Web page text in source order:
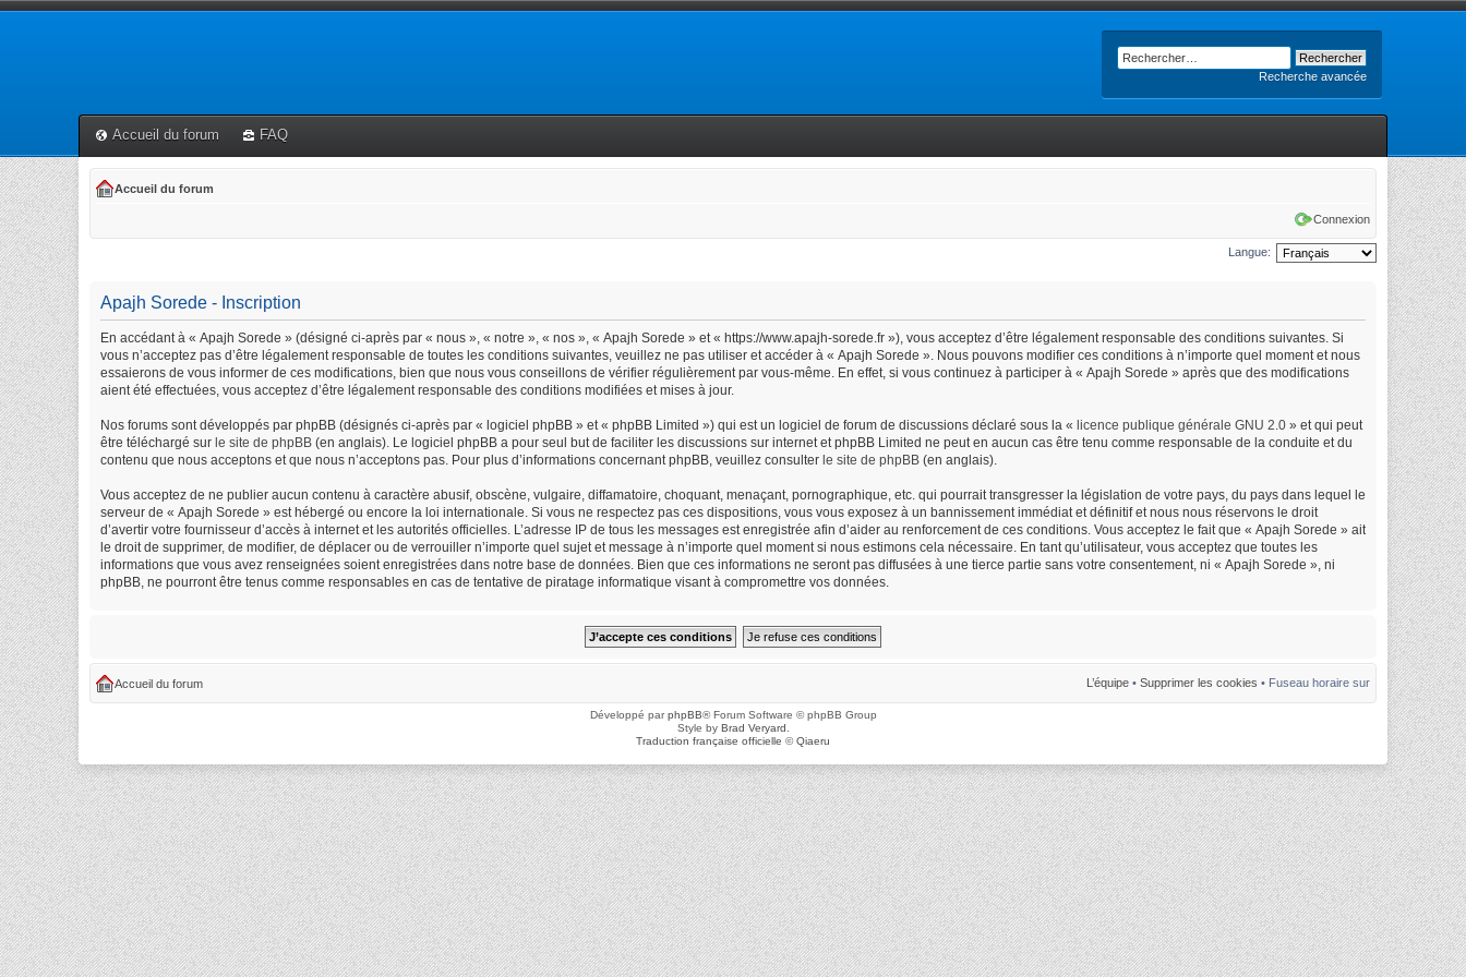
Recherche avancée
Accueil du forum FAQ
Accueil du forum
Connexion
Langue:
Apajh Sorede - Inscription
En accédant à « Apajh Sorede » (désigné ci-après par « nous », « notre », « nos », « Apajh Sorede » et « https://www.apajh-sorede.fr »), vous acceptez d’être légalement responsable des conditions suivantes. Si
vous n’acceptez pas d’être légalement responsable de toutes les conditions suivantes, veuillez ne pas utiliser et accéder à « Apajh Sorede ». Nous pouvons modifier ces conditions à n’importe quel moment et nous
essaierons de vous informer de ces modifications, bien que nous vous conseillons de vérifier régulièrement par vous-même. En effet, si vous continuez à participer à « Apajh Sorede » après que des modifications
aient été effectuées, vous acceptez d’être légalement responsable des conditions modifiées et mises à jour.
Nos forums sont développés par phpBB (désignés ci-après par « logiciel phpBB » et « phpBB Limited ») qui est un logiciel de forum de discussions déclaré sous la « licence publique générale GNU 2.0 » et qui peut
être téléchargé sur le site de phpBB (en anglais). Le logiciel phpBB a pour seul but de faciliter les discussions sur internet et phpBB Limited ne peut en aucun cas être tenu comme responsable de la conduite et du
contenu que nous acceptons et que nous n’acceptons pas. Pour plus d’informations concernant phpBB, veuillez consulter le site de phpBB (en anglais).
Vous acceptez de ne publier aucun contenu à caractère abusif, obscène, vulgaire, diffamatoire, choquant, menaçant, pornographique, etc. qui pourrait transgresser la législation de votre pays, du pays dans lequel le
serveur de « Apajh Sorede » est hébergé ou encore la loi internationale. Si vous ne respectez pas ces dispositions, vous vous exposez à un bannissement immédiat et définitif et nous nous réservons le droit
d’avertir votre fournisseur d’accès à internet et les autorités officielles. L’adresse IP de tous les messages est enregistrée afin d’aider au renforcement de ces conditions. Vous acceptez le fait que « Apajh Sorede » ait
le droit de supprimer, de modifier, de déplacer ou de verrouiller n’importe quel sujet et message à n’importe quel moment si nous estimons cela nécessaire. En tant qu’utilisateur, vous acceptez que toutes les
informations que vous avez renseignées soient enregistrées dans notre base de données. Bien que ces informations ne seront pas diffusées à une tierce partie sans votre consentement, ni « Apajh Sorede », ni
phpBB, ne pourront être tenus comme responsables en cas de tentative de piratage informatique visant à compromettre vos données.
Accueil du forum L’équipe • Supprimer les cookies • Fuseau horaire sur
Développé parphpBB® Forum Software © phpBB Group
Style by Brad Veryard
Traduction française officielle ©Qiaeru